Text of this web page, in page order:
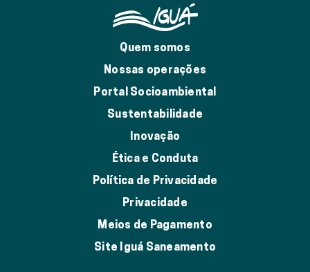
Quem somos
Nossas operações
Portal Socioambiental
Sustentabilidade
Inovação
Ética e Conduta
Política de Privacidade
Privacidade
Meios de Pagamento
Site Iguá Saneamento